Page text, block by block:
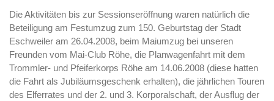
Die Aktivitäten bis zur Sessionseröffnung waren natürlich die
Beteiligung am Festumzug zum 150. Geburtstag der Stadt
Eschweiler am 26.04.2008, beim Maiumzug bei unseren
Freunden vom Mai-Club Röhe, die Planwagenfahrt mit dem
Trommler- und Pfeiferkorps Röhe am 14.06.2008 (diese hatten
die Fahrt als Jubiläumsgeschenk erhalten), die jährlichen Touren
des Elferrates und der 2. und 3. Korporalschaft, der Ausflug der